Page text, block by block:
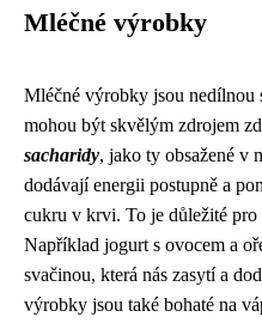
Mléčné výrobky
Mléčné výrobky jsou nedílnou
mohou být skvělým zdrojem
sacharidy, jako ty obsažené v
dodávají energii postupně a
cukru v krvi. To je důležité
Například jogurt s ovocem a
svačinou, která nás zasytí a
výrobky jsou také bohaté na